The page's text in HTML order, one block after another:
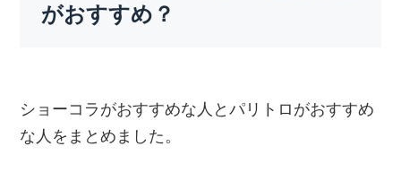
がおすすめ？
ショーコラがおすすめな人とパリトロがおすすめ
な人をまとめました。